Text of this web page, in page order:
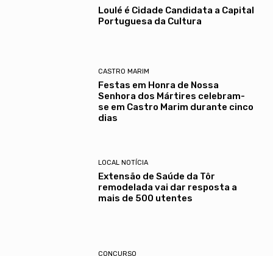
Loulé é Cidade Candidata a Capital
Portuguesa da Cultura
CASTRO MARIM
Festas em Honra de Nossa
Senhora dos Mártires celebram-
se em Castro Marim durante cinco
dias
LOCAL NOTÍCIA
Extensão de Saúde da Tôr
remodelada vai dar resposta a
mais de 500 utentes
CONCURSO